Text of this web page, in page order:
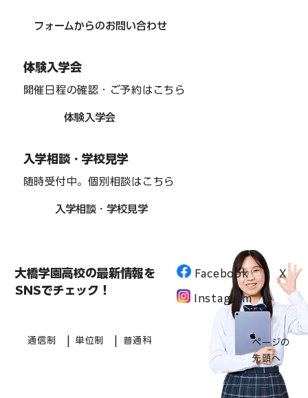
フォームからのお問い合わせ
体験入学会
開催日程の確認・ご予約はこちら
体験入学会
入学相談・学校見学
随時受付中。個別相談はこちら
入学相談・学校見学
大橋学園高校の最新情報を
SNSでチェック！
Facebook
Instagram
X
通信制 単位制 普通科
ページの
先頭へ